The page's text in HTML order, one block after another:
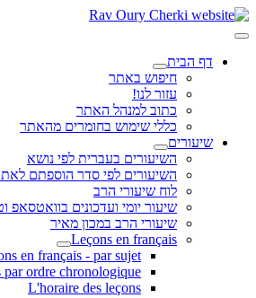
דף הבית
חיפוש באתר
עזור לנו!
כתוב למנהל האתר
כללי שימוש בחומרים מהאתר
שיעורים
השיעורים בעברית לפי נושא
השיעורים לפי סדר הוספתם
לוח שיעורי הרב
שיעור יומי ועדכונים בוואטסאפ
שיעורי הרב במכון מאיר
Leçons en français
en français - par sujet
par ordre chronologique
L'horaire des leçons